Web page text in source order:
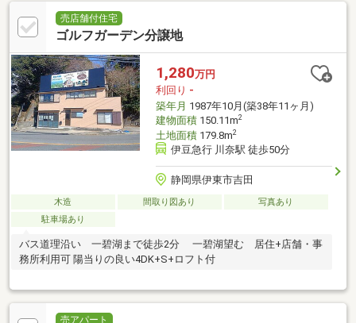
売店舗付住宅
ゴルフガーデン分譲地
1,280万円
利回り -
築年月 1987年10月(築38年11ヶ月)
建物面積150.11m2
土地面積179.8m2
伊豆急行 川奈駅 徒歩50分
静岡県伊東市吉田
木造 間取り図あり
写真あり
駐車場あり
バス道理沿い 一碧湖まで徒歩2分 一碧湖望む 居住+店舗・事
務所利用可 陽当りの良い4DK+S+ロフト付
売アパート